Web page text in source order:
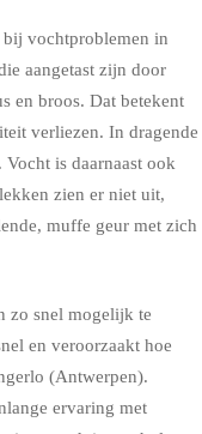
bij vochtproblemen in
aangetast zijn door
en broos. Dat betekent
verliezen. In dragende
is daarnaast ook
zien er niet uit,
muffe geur met zich
zo snel mogelijk te
en veroorzaakt hoe
(Antwerpen).
ervaring met